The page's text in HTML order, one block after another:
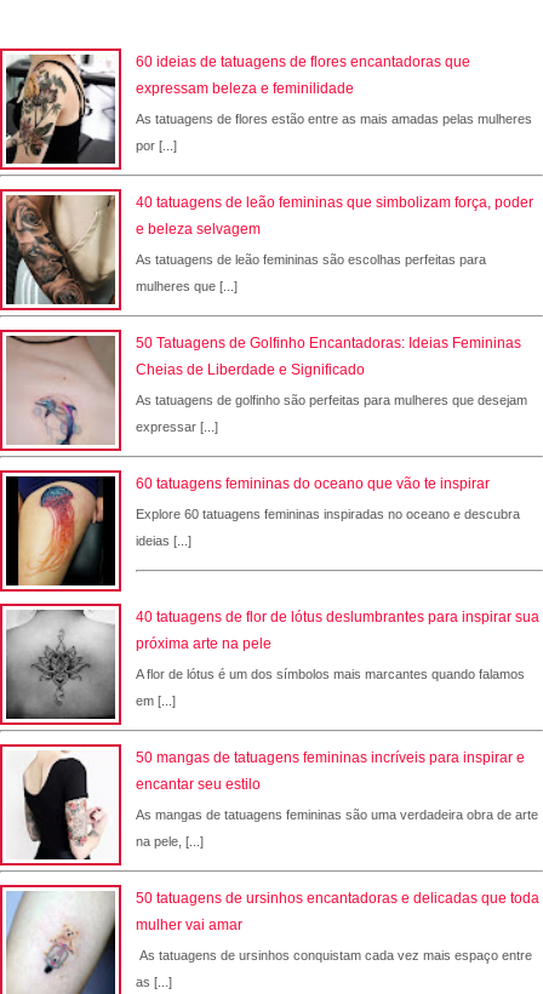
60 ideias de tatuagens de flores encantadoras que
expressam beleza e feminilidade
As tatuagens de flores estão entre as mais amadas pelas mulheres
por [...]
40 tatuagens de leão femininas que simbolizam força, poder
e beleza selvagem
As tatuagens de leão femininas são escolhas perfeitas para
mulheres que [...]
50 Tatuagens de Golfinho Encantadoras: Ideias Femininas
Cheias de Liberdade e Significado
As tatuagens de golfinho são perfeitas para mulheres que desejam
expressar [...]
60 tatuagens femininas do oceano que vão te inspirar
Explore 60 tatuagens femininas inspiradas no oceano e descubra
ideias [...]
40 tatuagens de flor de lótus deslumbrantes para inspirar sua
próxima arte na pele
A flor de lótus é um dos símbolos mais marcantes quando falamos
em [...]
50 mangas de tatuagens femininas incríveis para inspirar e
encantar seu estilo
As mangas de tatuagens femininas são uma verdadeira obra de arte
na pele, [...]
50 tatuagens de ursinhos encantadoras e delicadas que toda
mulher vai amar
As tatuagens de ursinhos conquistam cada vez mais espaço entre
as [...]